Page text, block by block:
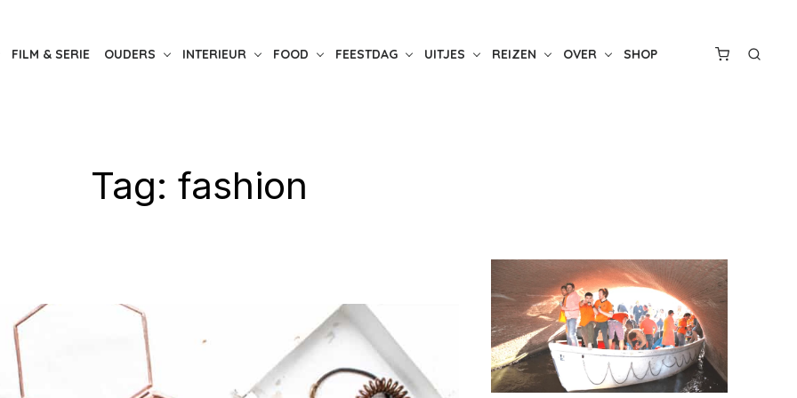
FILM & SERIE OUDERS INTERIEUR FOOD FEESTDAG UITJES REIZEN OVER SHOP
Tag: fashion